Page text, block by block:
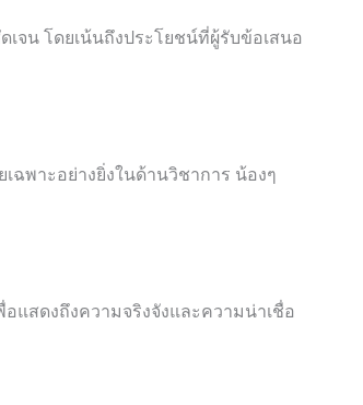
เจน โดยเน้นถึงประโยชน์ที่ผู้รับข้อเสนอ
พาะอย่างยิ่งในด้านวิชาการ น้องๆ
แสดงถึงความจริงจังและความน่าเชื่อ